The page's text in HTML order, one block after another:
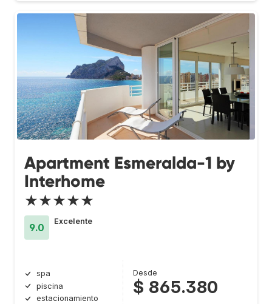
Apartment Esmeralda-1 by
Interhome
★★★★★
9.0
Excelente
spa
piscina
estacionamiento
Desde
$ 865.380